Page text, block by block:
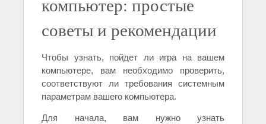
компьютер: простые
советы и рекомендации
Чтобы узнать, пойдет ли игра на вашем
компьютере, вам необходимо проверить,
соответствуют ли требования системным
параметрам вашего компьютера.
Для начала, вам нужно узнать